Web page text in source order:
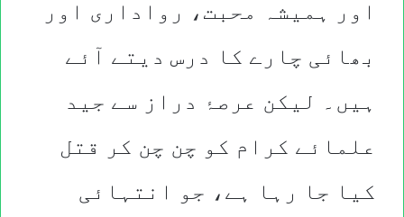
اور ہمیشہ محبت، رواداری اور
بھائی چارے کا درس دیتے آئے
ہیں۔ لیکن عرصۂ دراز سے جید
علمائے کرام کو چن چن کر قتل
کیا جا رہا ہے، جو انتہائی